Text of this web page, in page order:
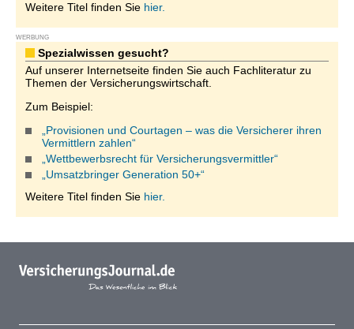
Weitere Titel finden Sie hier.
WERBUNG
Spezialwissen gesucht?
Auf unserer Internetseite finden Sie auch Fachliteratur zu
Themen der Versicherungswirtschaft.
Zum Beispiel:
„Provisionen und Courtagen – was die Versicherer ihren
Vermittlern zahlen“
„Wettbewerbsrecht für Versicherungsvermittler“
„Umsatzbringer Generation 50+“
Weitere Titel finden Sie hier.